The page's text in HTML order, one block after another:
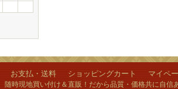
お支払・送料 ショッピングカート マイペ
随時現地買い付け＆直販！だから品質・価格共に自